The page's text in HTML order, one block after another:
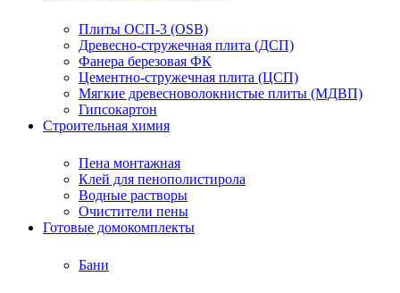
Плиты ОСП-3 (OSB)
Древесно-стружечная плита (ДСП)
Фанера березовая ФК
Цементно-стружечная плита (ЦСП)
Мягкие древесноволокнистые плиты (МДВП)
Гипсокартон
Строительная химия
Пена монтажная
Клей для пенополистирола
Водные растворы
Очистители пены
Готовые домокомплекты
Бани